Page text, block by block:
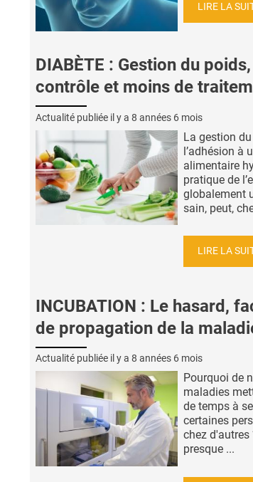
LIRE LA
DIABÈTE : Gestion du
contrôle et moins de
Actualité publiée il y a 8 années 6 mois
La gestion
l’adhésion à
alimentaire
pratique de
globalement
sain, peut,
LIRE LA
INCUBATION : Le hasard,
de propagation de la
Actualité publiée il y a 8 années 6 mois
Pourquoi de
maladies
de temps à
certaines
chez d'autres
presque ...